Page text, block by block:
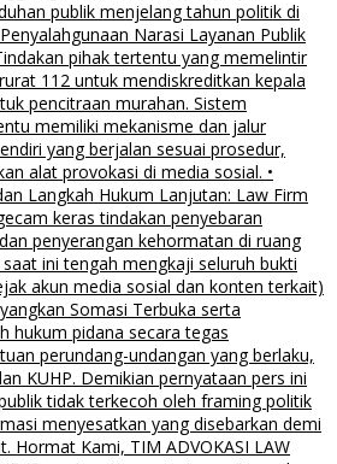
publik menjelang tahun politik di
Narasi Layanan Publik
pihak tertentu yang memelintir
112 untuk mendiskreditkan kepala
pencitraan murahan. Sistem
memiliki mekanisme dan jalur
yang berjalan sesuai prosedur,
alat provokasi di media sosial. •
Langkah Hukum Lanjutan: Law Firm
keras tindakan penyebaran
penyerangan kehormatan di ruang
ini tengah mengkaji seluruh bukti
akun media sosial dan konten terkait)
Somasi Terbuka serta
hukum pidana secara tegas
perundang-undangan yang berlaku,
KUHP. Demikian pernyataan pers ini
tidak terkecoh oleh framing politik
menyesatkan yang disebarkan demi
Hormat Kami, TIM ADVOKASI LAW